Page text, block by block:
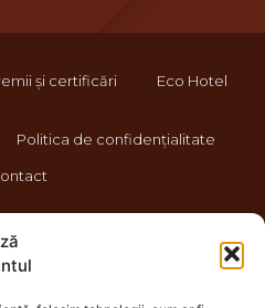
și certificări Eco Hotel
Politica de confidențialitate